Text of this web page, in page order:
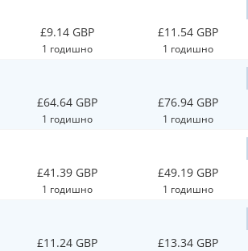
£9.14 GBP
1 годишно
£11.54 GBP
1 годишно
£64.64 GBP
1 годишно
£76.94 GBP
1 годишно
£41.39 GBP
1 годишно
£49.19 GBP
1 годишно
£11.24 GBP £13.34 GBP